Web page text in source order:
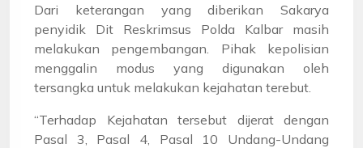
Dari keterangan yang diberikan Sakarya
penyidik Dit Reskrimsus Polda Kalbar masih
melakukan pengembangan. Pihak kepolisian
menggalin modus yang digunakan oleh
tersangka untuk melakukan kejahatan terebut.
“Terhadap Kejahatan tersebut dijerat dengan
Pasal 3, Pasal 4, Pasal 10 Undang-Undang